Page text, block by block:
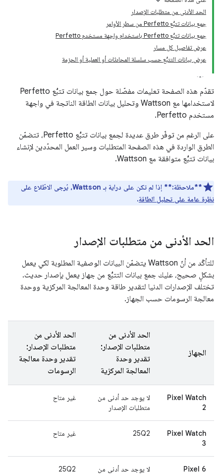
الحد الأدنى من متطلبات الإصدار
جمع بيانات تتبُّع Perfetto من سطر الأوامر
جمع بيانات تتبُّع Perfetto باستخدام واجهة مستخدم Perfetto
عرض تفاصيل كل مسار
عرض بيانات التتبُّع حسب سلسلة المحادثات أو العملية أو الحزمة
تقدّم هذه الصفحة تعليمات مفصّلة حول جمع بيانات تتبُّع Perfetto
لاستخدامها مع Wattson وتحليل بيانات الطاقة الناتجة في واجهة
مستخدم Perfetto.
على الرغم من توفّر طرق عديدة لجمع بيانات تتبُّع Perfetto، تتضمّن
الطرق الواردة في هذه الصفحة المتطلبات وسير العمل المحدّدين لإنشاء
بيانات تتبُّع متوافقة مع Wattson.
**ملاحظة:** إذا لم تكن على دراية بـ Wattson، يُرجى الاطّلاع على
نظرة عامة على تحليل الطاقة.
الحد الأدنى من متطلبات الإصدار
للتأكّد من أنّ Wattson يتضمّن البيانات الوصفية المطلوبة لكي يعمل
بشكلٍ صحيح، عليك جمع بيانات التتبُّع من جهاز يعمل بإصدار حديث.
تختلف الإصدارات الدنيا لتقدير طاقة وحدة المعالجة المركزية ووحدة
معالجة الرسومات حسب الجهاز.
الجهاز
الحد الأدنى من
متطلبات الإصدار:
تقدير وحدة
المعالجة المركزية
الحد الأدنى من
متطلبات الإصدار:
تقدير وحدة معالجة
الرسومات
Pixel Watch
2
لا يوجد حد أدنى من
متطلبات الإصدار
غير متاح
Pixel Watch
3
25Q2 غير متاح
Pixel 6
لا يوجد حد أدنى من
25Q2